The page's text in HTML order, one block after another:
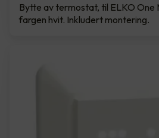
Bytte av termostat, til ELKO
fargen hvit. Inkludert montering.